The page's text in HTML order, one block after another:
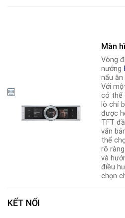
Màn
Vòng
nướng
nấu ăn
Với
có thể
lò chỉ
được
TFT
văn
thể
rõ
và
điều
chọn
KẾT NỐI